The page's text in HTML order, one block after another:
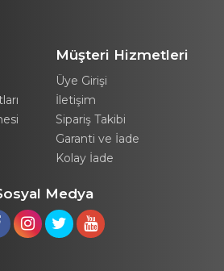
Müşteri Hizmetleri
Üye Girişi
İletişim
Sipariş Takibi
Garanti ve İade
Kolay İade
Medya